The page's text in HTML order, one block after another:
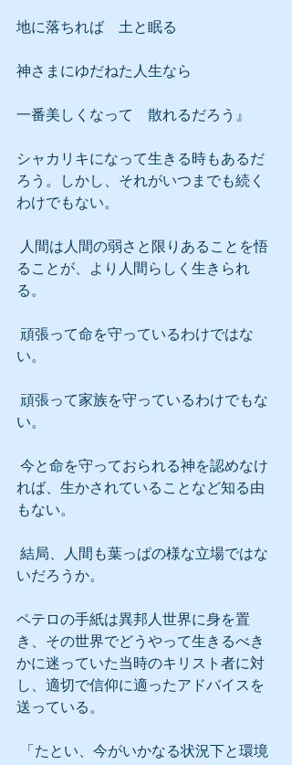
地に落ちれば　土と眠る
神さまにゆだねた人生なら
一番美しくなって　散れるだろう』
シャカリキになって生きる時もあるだ
ろう。しかし、それがいつまでも続く
わけでもない。
ることが、より人間らしく生きられ
る。
い。
い。
れば、生かされていることなど知る由
もない。
いだろうか。
ペテロの手紙は異邦人世界に身を置
き、その世界でどうやって生きるべき
かに迷っていた当時のキリスト者に対
し、適切で信仰に適ったアドバイスを
送っている。